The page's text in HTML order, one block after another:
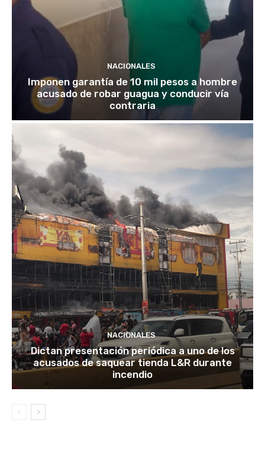
NACIONALES
Imponen garantía de 10 mil pesos a hombre
acusado de robar guagua y conducir vía
contraria
NACIONALES
Dictan presentación periódica a uno de los
acusados de saquear tienda L&R durante
incendio